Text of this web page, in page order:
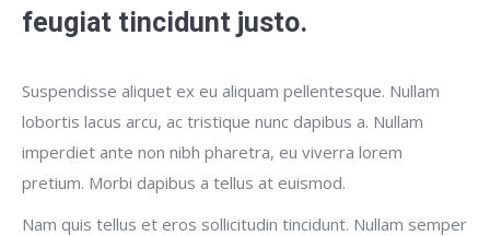
feugiat tincidunt justo.
Suspendisse aliquet ex eu aliquam pellentesque. Nullam
lobortis lacus arcu, ac tristique nunc dapibus a. Nullam
imperdiet ante non nibh pharetra, eu viverra lorem
pretium. Morbi dapibus a tellus at euismod.
Nam quis tellus et eros sollicitudin tincidunt. Nullam semper